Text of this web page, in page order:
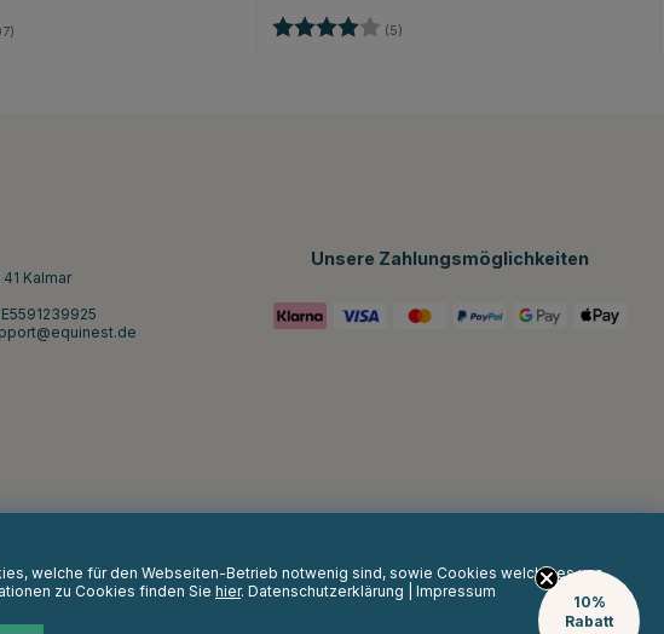
Bewertung: (5)
Kalmar
Unsere Zahlungsmöglichkeiten
welche für den Webseiten-Betrieb notwenig sind, sowie Cookies welche es uns
zu Cookies finden Sie hier. Datenschutzerklärung Impressum
10%
Rabatt